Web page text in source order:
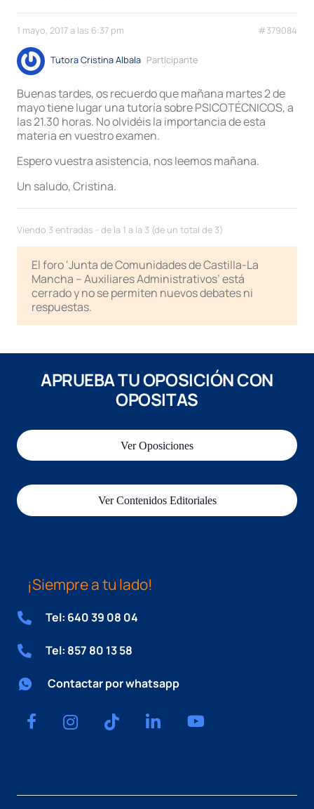
1 mayo, 2017 a las 6:37 pm #379084
Tutora Cristina Albala Participante
Buenas tardes, os recuerdo que mañana martes 2 de
mayo tiene lugar una tutoría sobre PSICOTÉCNICOS, a
las 21.30 horas. No olvidéis la importancia de esta
materia en vuestro examen.
Espero vuestra asistencia, nos leemos mañana.
Un saludo, Cristina.
Viendo 3 entradas - de la 1 a la 3 (de un total de 3)
El foro ‘Junta de Comunidades de Castilla-La
Mancha – Auxiliares Administrativos’ está
cerrado y no se permiten nuevos debates ni
respuestas.
APRUEBA TU OPOSICIÓN CON
OPOSITAS
Ver Oposiciones
Ver Contenidos Editoriales
¡Siempre a tu lado!
Tel: 640 39 08 04
Tel: 857 80 13 58
Contactar por whatsapp